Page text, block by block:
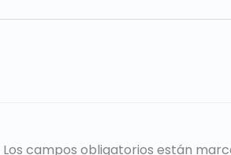
Los campos obligatorios están